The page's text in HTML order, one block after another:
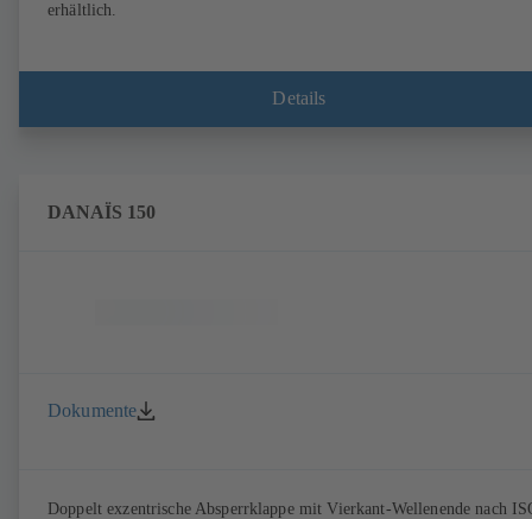
erhältlich.
Details
DANAÏS 150
Dokumente
Doppelt exzentrische Absperrklappe mit Vierkant-Wellenende nach